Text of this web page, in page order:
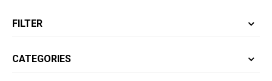
FILTER
CATEGORIES